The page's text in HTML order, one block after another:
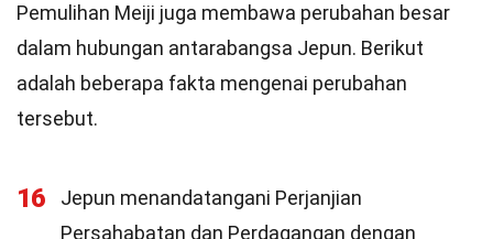
Pemulihan Meiji juga membawa perubahan besar
dalam hubungan antarabangsa Jepun. Berikut
adalah beberapa fakta mengenai perubahan
tersebut.
16
Jepun menandatangani Perjanjian
Persahabatan dan Perdagangan dengan